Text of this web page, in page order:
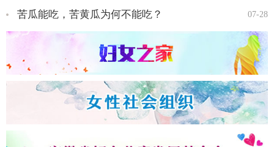
全国三八红旗手王会知…
07-28
苦瓜能吃，苦黄瓜为何不能吃？